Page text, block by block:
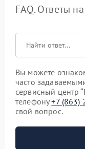
FAQ. Ответы
Вы можете
часто
сервисный центр
телефону+7 (863)
свой вопрос.